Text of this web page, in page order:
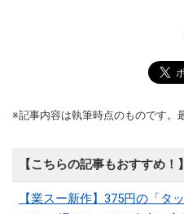
※記事内容は執筆時点のものです。
【こちらの記事もおすすめ！】
【業スー新作】375円の「タ